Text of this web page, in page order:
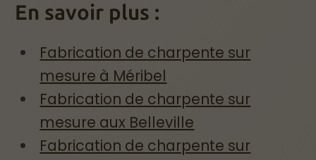
En savoir plus :
Fabrication de charpente sur
mesure à Méribel
Fabrication de charpente sur
mesure aux Belleville
Fabrication de charpente sur